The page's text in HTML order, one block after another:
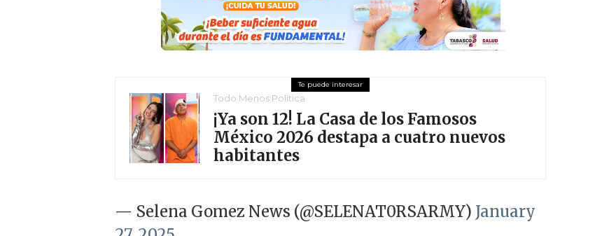
Todo Menos Política
¡Ya son 12! La Casa de los Famosos
México 2026 destapa a cuatro nuevos
habitantes
— Selena Gomez News (@SELENAT0RSARMY) January